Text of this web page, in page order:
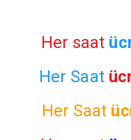
Her saat
Her Saat
Her Saat